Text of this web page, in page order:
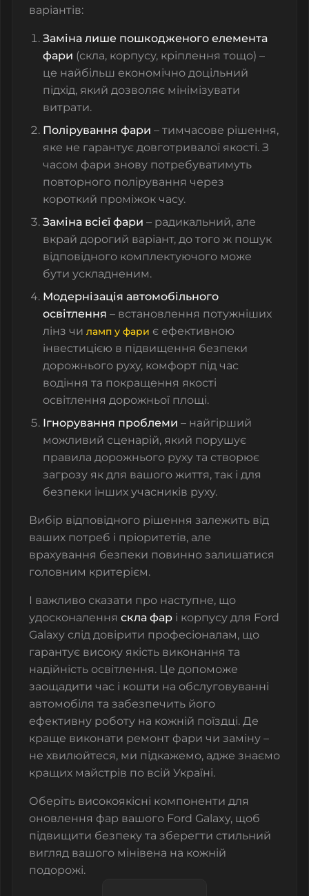
варіантів:
Заміна лише пошкодженого елемента
фари (скла, корпусу, кріплення тощо) –
це найбільш економічно доцільний
підхід, який дозволяє мінімізувати
витрати.
Полірування фари – тимчасове рішення,
яке не гарантує довготривалої якості. З
часом фари знову потребуватимуть
повторного полірування через
короткий проміжок часу.
Заміна всієї фари – радикальний, але
вкрай дорогий варіант, до того ж пошук
відповідного комплектуючого може
бути ускладненим.
Модернізація автомобільного
освітлення – встановлення потужніших
лінз чи ламп у фари є ефективною
інвестицією в підвищення безпеки
дорожнього руху, комфорт під час
водіння та покращення якості
освітлення дорожньої площі.
Ігнорування проблеми – найгірший
можливий сценарій, який порушує
правила дорожнього руху та створює
загрозу як для вашого життя, так і для
безпеки інших учасників руху.
Вибір відповідного рішення залежить від
ваших потреб і пріоритетів, але
врахування безпеки повинно залишатися
головним критерієм.
І важливо сказати про наступне, що
удосконалення скла фар і корпусу для Ford
Galaxy слід довірити професіоналам, що
гарантує високу якість виконання та
надійність освітлення. Це допоможе
заощадити час і кошти на обслуговуванні
автомобіля та забезпечить його
ефективну роботу на кожній поїздці. Де
краще виконати ремонт фари чи заміну –
не хвилюйтеся, ми підкажемо, адже знаємо
кращих майстрів по всій Україні.
Оберіть високоякісні компоненти для
оновлення фар вашого Ford Galaxy, щоб
підвищити безпеку та зберегти стильний
вигляд вашого мінівена на кожній
подорожі.